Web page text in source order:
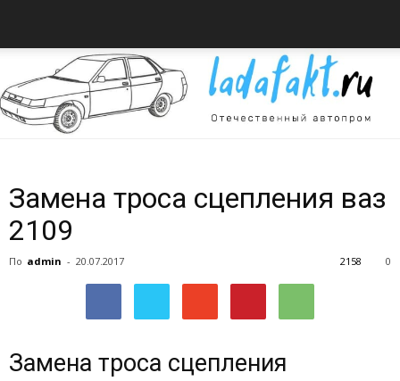
Замена троса сцепления ваз
2109
По admin - 20.07.2017 0
2158
Замена троса сцепления